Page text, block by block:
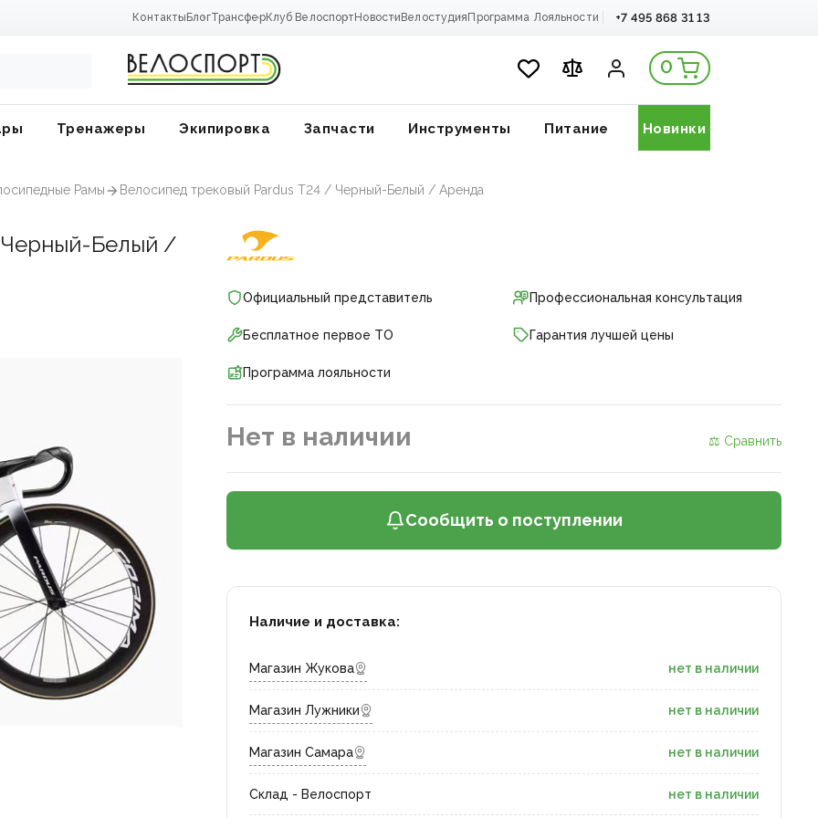
Контакты БлогТрансферКлуб Велоспорт Новости Велостудия Программа Лояльности +7 495 868 31 13
0
Тренажеры Экипировка Запчасти Инструменты Питание Новинки
Рамы Велосипед трековый Pardus T24 / Черный-Белый / Аренда
Белый /
Официальный представитель Профессиональная консультация
Бесплатное первое ТО Гарантия лучшей цены
Программа лояльности
Нет в наличии ⚖ Сравнить
Сообщить о поступлении
Наличие и доставка:
Магазин Жукова нет в наличии
Магазин Лужники нет в наличии
Магазин Самара нет в наличии
Склад - Велоспорт нет в наличии